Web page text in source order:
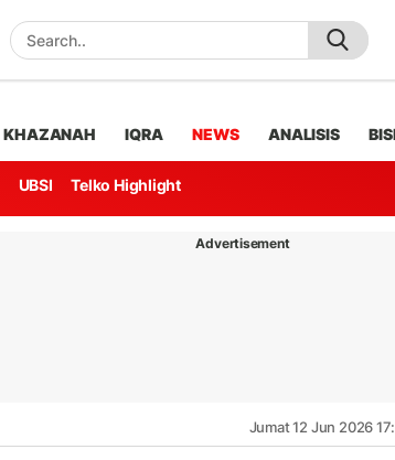
KHAZANAH IQRA NEWS ANALISIS
UBSI Telko Highlight
Advertisement
Jumat 12 Jun 2026